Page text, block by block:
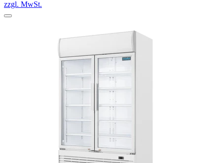
zzgl. MwSt.